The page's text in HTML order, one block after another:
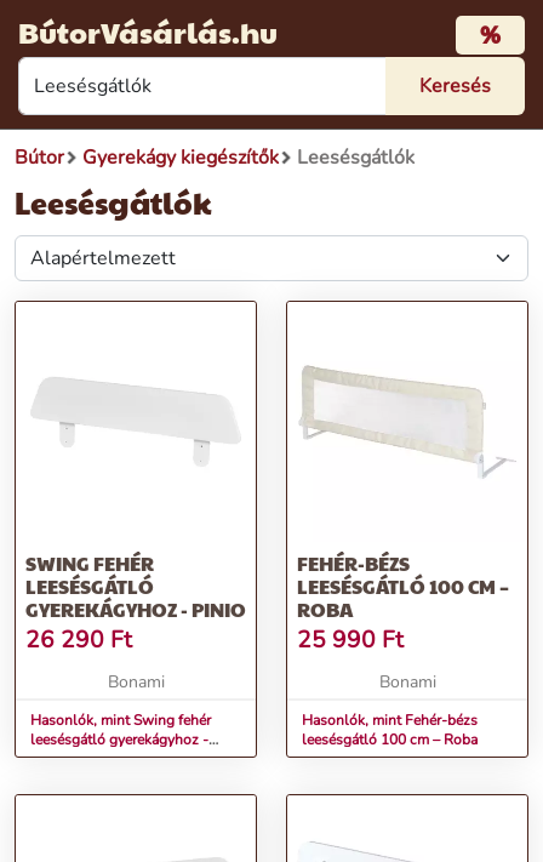
BútorVásárlás.hu %
Bútor Gyerekágy kiegészítők Leesésgátlók
Leesésgátlók
SWING FEHÉR
LEESÉSGÁTLÓ
GYEREKÁGYHOZ - PINIO
26 290 Ft
Bonami
Hasonlók, mint Swing fehér
leesésgátló gyerekágyhoz -
Pinio
FEHÉR-BÉZS
LEESÉSGÁTLÓ 100 CM –
ROBA
25 990 Ft
Bonami
Hasonlók, mint Fehér-bézs
leesésgátló 100 cm – Roba